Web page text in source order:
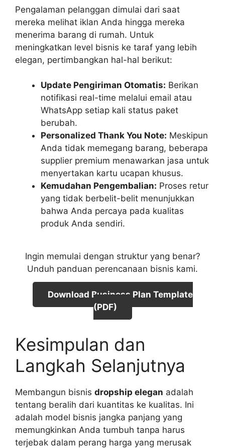
Pengalaman pelanggan dimulai dari saat
mereka melihat iklan Anda hingga mereka
menerima barang di rumah. Untuk
meningkatkan level bisnis ke taraf yang lebih
elegan, pertimbangkan hal-hal berikut:
Update Pengiriman Otomatis: Berikan
notifikasi real-time melalui email atau
WhatsApp setiap kali status paket
berubah.
Personalized Thank You Note: Meskipun
Anda tidak memegang barang, beberapa
supplier premium menawarkan jasa untuk
menyertakan kartu ucapan khusus.
Kemudahan Pengembalian: Proses retur
yang tidak berbelit-belit menunjukkan
bahwa Anda percaya pada kualitas
produk Anda sendiri.
Ingin memulai dengan struktur yang benar?
Unduh panduan perencanaan bisnis kami.
Download Business Plan Template
(PDF)
Kesimpulan dan
Langkah Selanjutnya
Membangun bisnis dropship elegan adalah
tentang beralih dari kuantitas ke kualitas. Ini
adalah model bisnis jangka panjang yang
memungkinkan Anda tumbuh tanpa harus
terjebak dalam perang harga yang merusak